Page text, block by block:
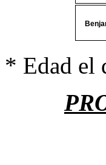
* Edad el